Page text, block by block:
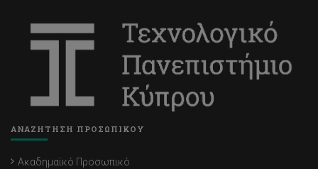
ΑΝΑΖΗΤΗΣΗ ΠΡΟΣΩΠΙΚΟΥ
Ακαδημαϊκό Προσωπικό